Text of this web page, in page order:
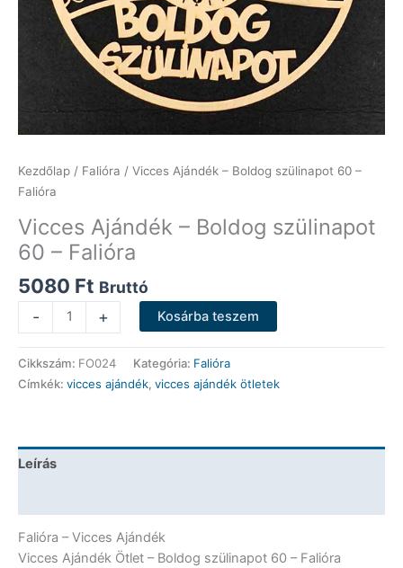
Kezdőlap / Falióra / Vicces Ajándék – Boldog szülinapot 60 –
Falióra
Vicces Ajándék – Boldog szülinapot
60 – Falióra
5080 Ft Bruttó
-
Ajándék
-
Boldog
szülinapot
Falióra
+ Kosárba teszem
Cikkszám: FO024 Kategória: Falióra
Címkék: vicces ajándék, vicces ajándék ötletek
Leírás
Falióra – Vicces Ajándék
Vicces Ajándék Ötlet – Boldog szülinapot 60 – Falióra